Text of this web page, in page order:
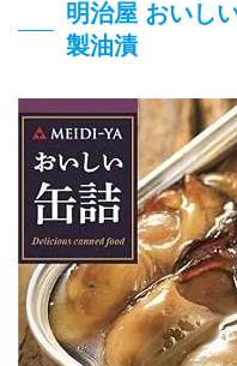
明治屋 おいし
製油漬